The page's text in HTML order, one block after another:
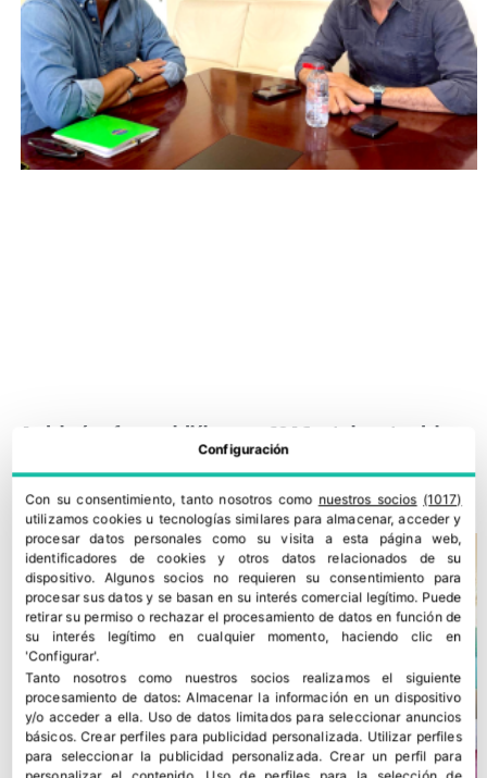
Andalucía refuerza el diálogo con COAG ante los retos del
Configuración
Con su consentimiento, tanto nosotros como nuestros socios (1017)
utilizamos cookies u tecnologías similares para almacenar, acceder y
procesar datos personales como su visita a esta página web,
identificadores de cookies y otros datos relacionados de su
dispositivo. Algunos socios no requieren su consentimiento para
procesar sus datos y se basan en su interés comercial legítimo. Puede
retirar su permiso o rechazar el procesamiento de datos en función de
su interés legítimo en cualquier momento, haciendo clic en
'Configurar'.
Tanto nosotros como nuestros socios realizamos el siguiente
procesamiento de datos:Almacenar la información en un dispositivo
y/o acceder a ella. Uso de datos limitados para seleccionar anuncios
básicos.Crear perfiles para publicidad personalizada. Utilizar perfiles
para seleccionar la publicidad personalizada.Crear un perfil para